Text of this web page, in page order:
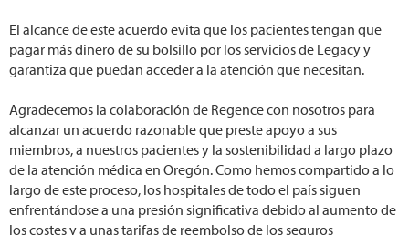
El alcance de este acuerdo evita que los pacientes tengan que
pagar más dinero de su bolsillo por los servicios de Legacy y
garantiza que puedan acceder a la atención que necesitan.
Agradecemos la colaboración de Regence con nosotros para
alcanzar un acuerdo razonable que preste apoyo a sus
miembros, a nuestros pacientes y la sostenibilidad a largo plazo
de la atención médica en Oregón. Como hemos compartido a lo
largo de este proceso, los hospitales de todo el país siguen
enfrentándose a una presión significativa debido al aumento de
los costes y a unas tarifas de reembolso de los seguros